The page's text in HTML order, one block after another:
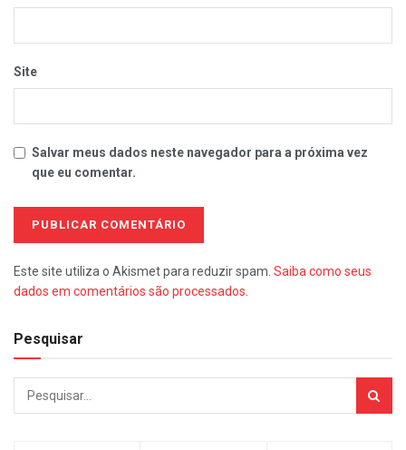
Site
Salvar meus dados neste navegador para a próxima vez
que eu comentar.
Este site utiliza o Akismet para reduzir spam. Saiba como seus
dados em comentários são processados
Pesquisar